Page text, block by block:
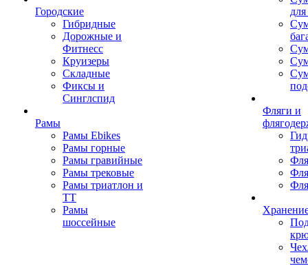
Городские
Гибридные
Дорожные и
Фитнесс
Круизеры
Складные
Фиксы и
Синглспид
Рамы
Рамы Ebikes
Рамы горные
Рамы гравийные
Рамы трековые
Рамы триатлон и
ТТ
Рамы
шоссейные
Фляги и